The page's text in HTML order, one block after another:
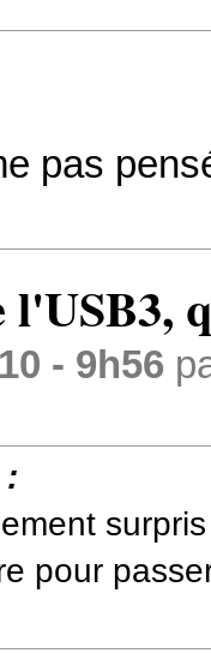
pas
- 9h56
:
pour